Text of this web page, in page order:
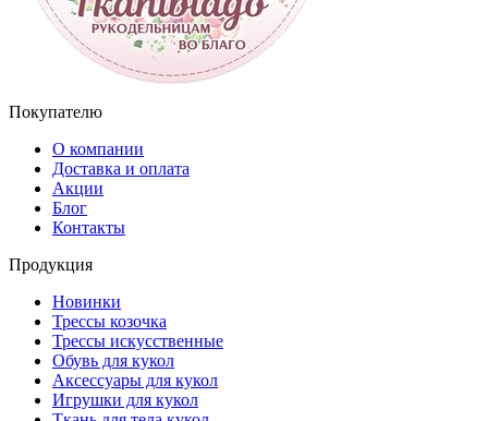
Покупателю
О компании
Доставка и оплата
Акции
Блог
Контакты
Продукция
Новинки
Трессы козочка
Трессы искусственные
Обувь для кукол
Аксессуары для кукол
Игрушки для кукол